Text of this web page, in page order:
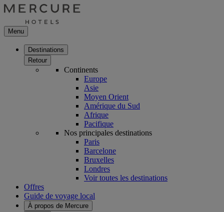
Menu
Destinations
Retour
Continents
Europe
Asie
Moyen Orient
Amérique du Sud
Afrique
Pacifique
Nos principales destinations
Paris
Barcelone
Bruxelles
Londres
Voir toutes les destinations
Offres
Guide de voyage local
À propos de Mercure